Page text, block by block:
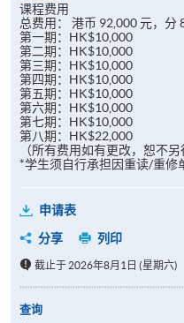
课程费用
总费用： 港币 92,000 元，分
第一期：HK$10,000
第二期：HK$10,000
第三期：HK$10,000
第四期：HK$10,000
第五期：HK$10,000
第六期：HK$10,000
第七期：HK$10,000
第八期：HK$22,000
（所有费用如有更改，恕不另
*学生须自行承担因重读/重修
申请表
分享
列印
截止于 2026年8月1日 (星期六)
查询